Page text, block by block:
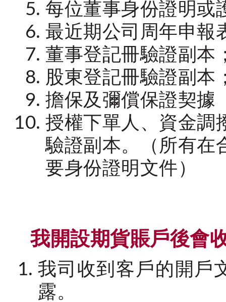
每位董事身份證明或
最近期公司周年申報
董事登記冊驗證副本
股東登記冊驗證副本
擔保及彌償保證契據
授權下單人、資金調
驗證副本。（所有在
要身份證明文件）
我開設期貨賬戶後會
我司收到客戶的開戶
露。